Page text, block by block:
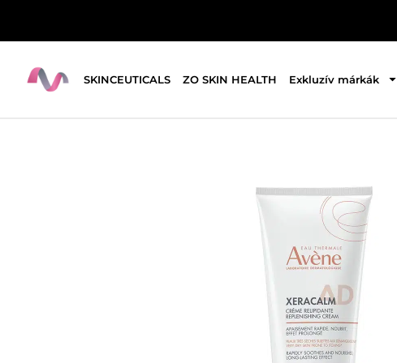
SKINCEUTICALS ZO SKIN HEALTH Exkluzív márkák